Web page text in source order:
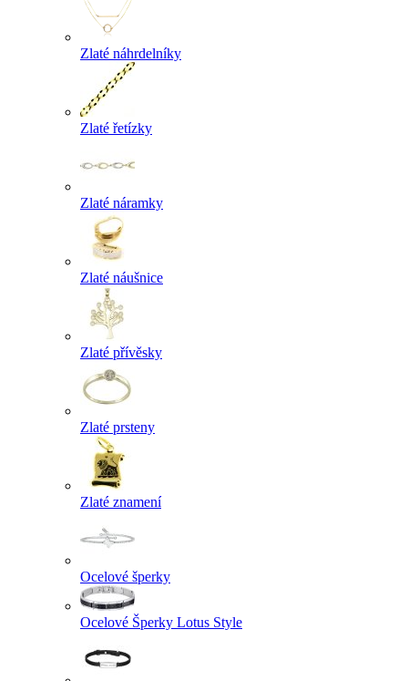
Zlaté náhrdelníky
Zlaté řetízky
Zlaté náramky
Zlaté náušnice
Zlaté přívěsky
Zlaté prsteny
Zlaté znamení
Ocelové šperky
Ocelové Šperky Lotus Style